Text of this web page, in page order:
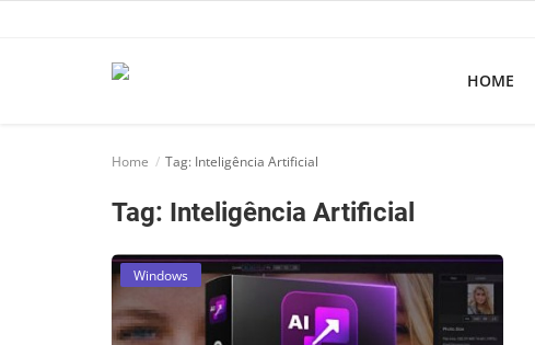
HOME
Home Tag: Inteligência Artificial
Tag: Inteligência Artificial
Windows